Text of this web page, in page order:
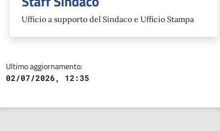
Ufficio a supporto del Sindaco e Ufficio Stampa
Ultimo aggiornamento:
02/07/2026, 12:35